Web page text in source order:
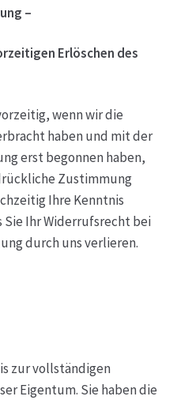
–
Erlöschen des
wenn wir die
haben und mit der
erst begonnen haben,
Zustimmung
Ihre Kenntnis
Ihr Widerrufsrecht bei
durch uns verlieren.
zur vollständigen
Eigentum. Sie haben die